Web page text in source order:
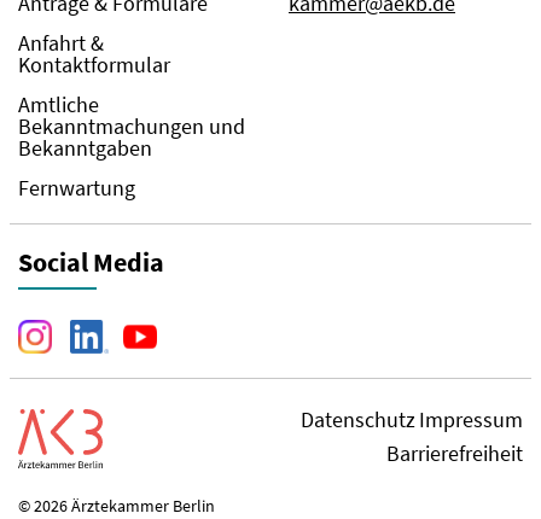
Anfahrt &
Kontaktformular
Amtliche
Bekanntmachungen und
Bekanntgaben
Fernwartung
Social Media
DatenschutzImpressum
Barrierefreiheit
© 2026 Ärztekammer Berlin